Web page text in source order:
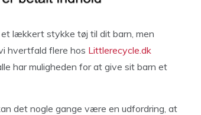
lækkert stykke tøj til dit barn, men
hvertfald flere hos Littlerecycle.dk
har muligheden for at give sit barn et
det nogle gange være en udfordring, at